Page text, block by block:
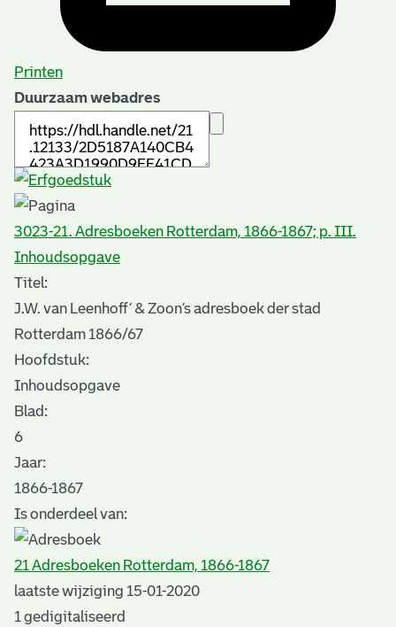
Printen
Duurzaam webadres
3023-21. Adresboeken Rotterdam, 1866-1867; p. III.
Inhoudsopgave
Titel:
J.W. van Leenhoff’ & Zoon’s adresboek der stad
Rotterdam 1866/67
Hoofdstuk:
Inhoudsopgave
Blad:
6
Jaar:
1866-1867
Is onderdeel van:
21 Adresboeken Rotterdam, 1866-1867
laatste wijziging 15-01-2020
1 gedigitaliseerd